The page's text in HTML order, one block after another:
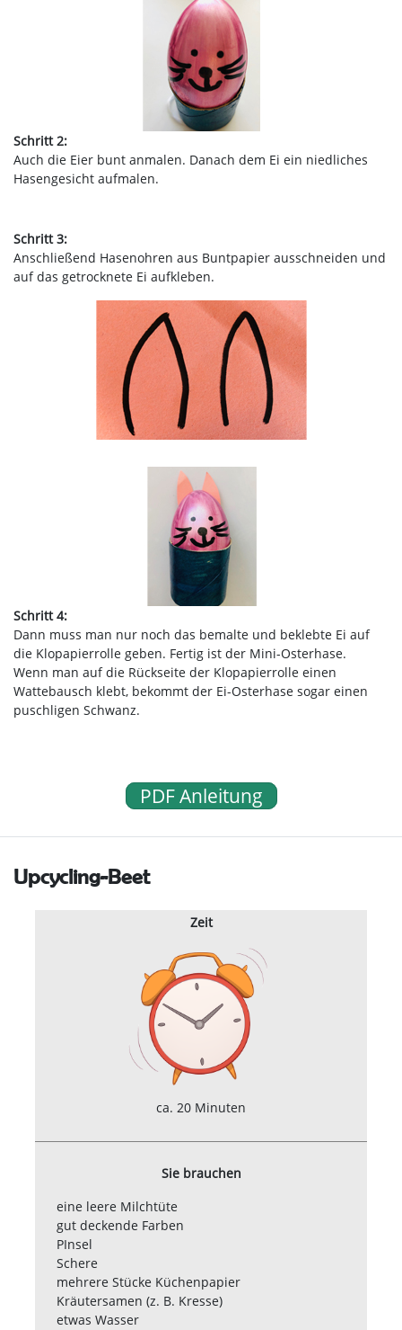
Schritt 2:
Auch die Eier bunt anmalen. Danach dem Ei ein niedliches
Hasengesicht aufmalen.
Schritt 3:
Anschließend Hasenohren aus Buntpapier ausschneiden und
auf das getrocknete Ei aufkleben.
Schritt 4:
Dann muss man nur noch das bemalte und beklebte Ei auf
die Klopapierrolle geben. Fertig ist der Mini-Osterhase.
Wenn man auf die Rückseite der Klopapierrolle einen
Wattebausch klebt, bekommt der Ei-Osterhase sogar einen
puschligen Schwanz.
PDF Anleitung
Upcycling-Beet
Zeit
ca. 20 Minuten
Sie brauchen
eine leere Milchtüte
gut deckende Farben
PInsel
Schere
mehrere Stücke Küchenpapier
Kräutersamen (z. B. Kresse)
etwas Wasser